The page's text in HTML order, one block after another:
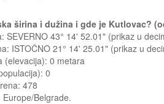
širina i dužina i gde je Kutlovac?
SEVERNO 43° 14' 52.01" (prikaz u
ISTOČNO 21° 14' 25.01" (prikaz u
(elevacija): 0 metara
0
478
Belgrade.